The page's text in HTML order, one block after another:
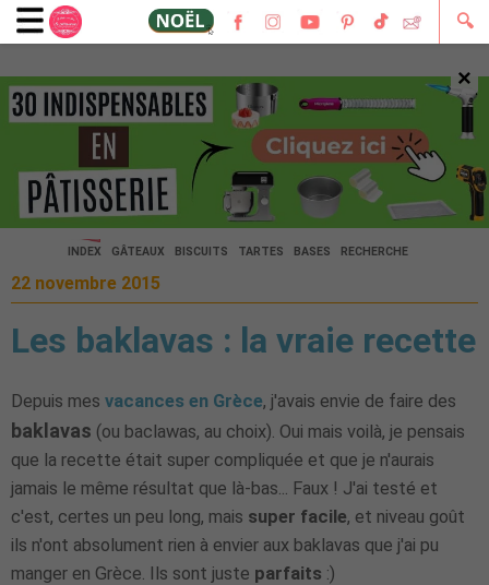
🔍
×
🔍
INDEX GÂTEAUX BISCUITS TARTES BASES RECHERCHE
22 novembre 2015
Les baklavas : la vraie recette
Depuis mes vacances en Grèce, j'avais envie de faire des
baklavas (ou baclawas, au choix). Oui mais voilà, je pensais
que la recette était super compliquée et que je n'aurais
jamais le même résultat que là-bas... Faux ! J'ai testé et
c'est, certes un peu long, mais super facile, et niveau goût
ils n'ont absolument rien à envier aux baklavas que j'ai pu
manger en Grèce. Ils sont juste parfaits :)